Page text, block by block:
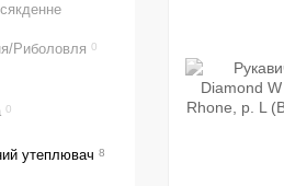
Риболовля 0
0
утеплювач 8